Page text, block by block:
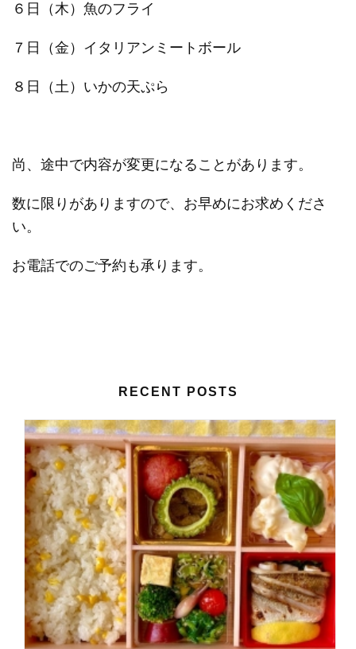
６日（木）魚のフライ
７日（金）イタリアンミートボール
８日（土）いかの天ぷら
尚、途中で内容が変更になることがあります。
数に限りがありますので、お早めにお求めくださ
い。
お電話でのご予約も承ります。
RECENT POSTS